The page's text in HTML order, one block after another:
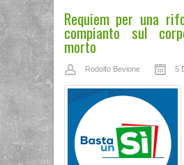
Requiem per una
compianto sul
morto
Rodolfo Bevione 5